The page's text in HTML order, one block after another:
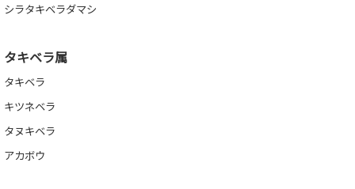
シラタキベラダマシ
タキベラ属
タキベラ
キツネベラ
タヌキベラ
アカボウ